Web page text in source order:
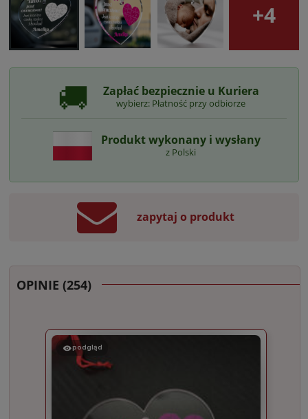
+4
🚚 Zapłać bezpiecznie u Kuriera
wybierz: Płatność przy odbiorze
Produkt wykonany i wysłany
z Polski
zapytaj o produkt
OPINIE (254)
podgląd